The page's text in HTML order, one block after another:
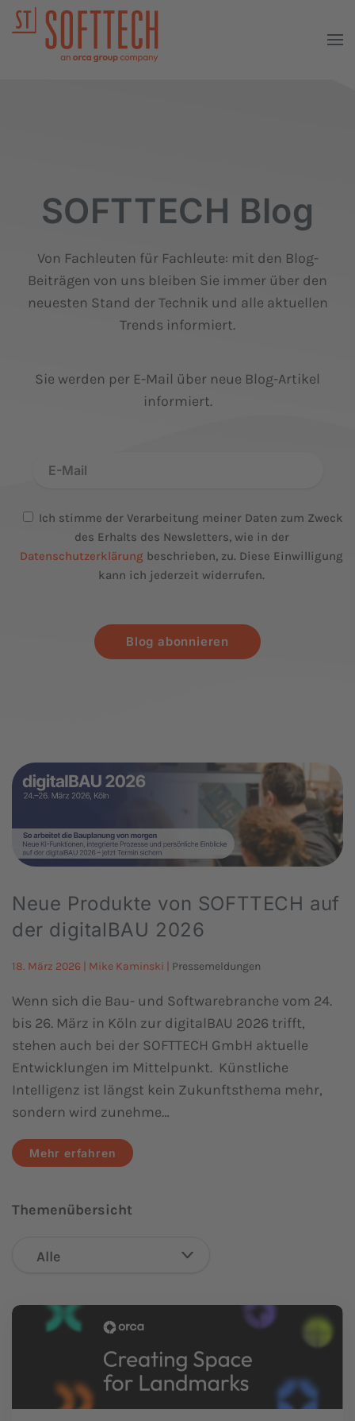
SOFTTECH Blog
Von Fachleuten für Fachleute: mit den Blog-
Beiträgen von uns bleiben Sie immer über den
neuesten Stand der Technik und alle aktuellen
Trends informiert.
Sie werden per E-Mail über neue Blog-Artikel
informiert.
Ich stimme der Verarbeitung meiner Daten zum Zweck
des Erhalts des Newsletters, wie in der
Datenschutzerklärung beschrieben, zu. Diese Einwilligung
kann ich jederzeit widerrufen.
Blog abonnieren
Neue Produkte von SOFTTECH auf
der digitalBAU 2026
18. März 2026 | Mike Kaminski | Pressemeldungen
Wenn sich die Bau- und Softwarebranche vom 24.
bis 26. März in Köln zur digitalBAU 2026 trifft,
stehen auch bei der SOFTTECH GmbH aktuelle
Entwicklungen im Mittelpunkt. Künstliche
Intelligenz ist längst kein Zukunftsthema mehr,
sondern wird zunehme…
Mehr erfahren
Themenübersicht
Alle